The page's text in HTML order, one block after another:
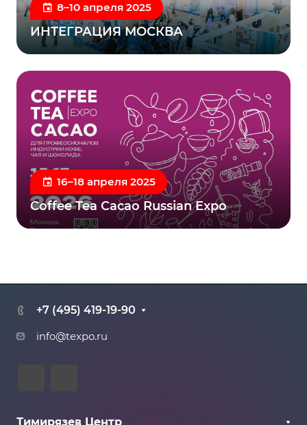
8–10 апреля 2025
ИНТЕГРАЦИЯ МОСКВА
16–18 апреля 2025
Coffee Tea Cacao Russian Expo
+7 (495) 419-19-90
info@texpo.ru
Тимирязев Центр